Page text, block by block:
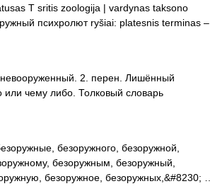
T sritis zoologija | vardynas taksono
психролют ryšiai: platesnis terminas –
2. перен. Лишённый
или чему либо. Толковый словарь
безоружного, безоружной,
безоружным, безоружный,
безоружное, безоружных,&#8230; …